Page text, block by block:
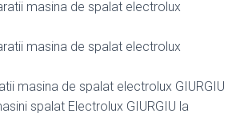
masina de spalat electrolux
masina de spalat electrolux
masina de spalat electrolux GIURGIU
spalat Electrolux GIURGIU la